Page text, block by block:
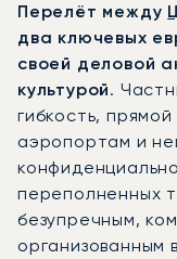
Перелёт между
два ключевых
своей деловой
культурой.
гибкость,
аэропортам и
переполненных
безупречным,
организованным